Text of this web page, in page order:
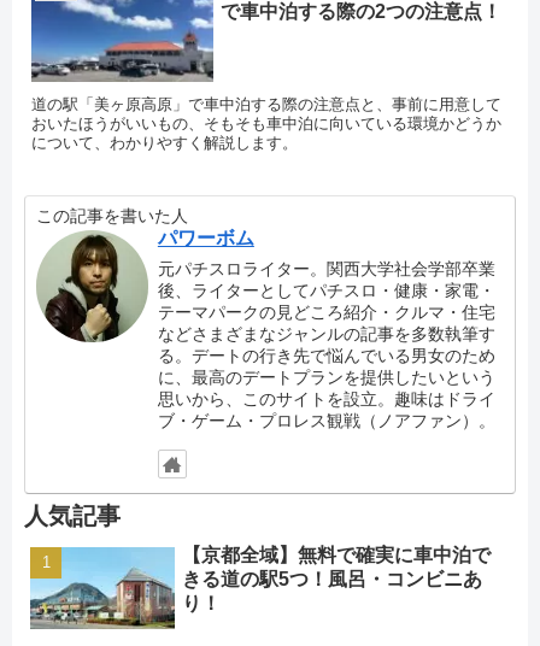
で車中泊する際の2つの注意点！
道の駅「美ヶ原高原」で車中泊する際の注意点と、事前に用意して
おいたほうがいいもの、そもそも車中泊に向いている環境かどうか
について、わかりやすく解説します。
この記事を書いた人
パワーボム
元パチスロライター。関西大学社会学部卒業
後、ライターとしてパチスロ・健康・家電・
テーマパークの見どころ紹介・クルマ・住宅
などさまざまなジャンルの記事を多数執筆す
る。デートの行き先で悩んでいる男女のため
に、最高のデートプランを提供したいという
思いから、このサイトを設立。趣味はドライ
ブ・ゲーム・プロレス観戦（ノアファン）。
人気記事
【京都全域】無料で確実に車中泊で
きる道の駅5つ！風呂・コンビニあ
り！